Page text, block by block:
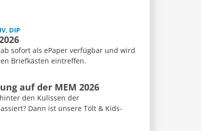
DIP
sofort als ePaper verfügbar und wird
Briefkästen eintreffen.
auf der MEM 2026
den Kulissen der
Dann ist unsere Tölt & Kids-